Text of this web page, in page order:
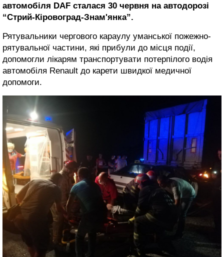
автомобіля DAF сталася 30 червня на автодорозі
“Стрий-Кіровоград-Знам'янка”.
Рятувальники чергового караулу уманської пожежно-
рятувальної частини, які прибули до місця події,
допомогли лікарям транспортувати потерпілого водія
автомобіля Renault до карети швидкої медичної
допомоги.